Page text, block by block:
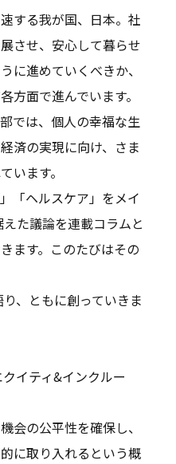
する我が国、日本。社
させ、安心して暮らせ
に進めていくべきか、
方面で進んでいます。
では、個人の幸福な生
済の実現に向け、さま
います。
」「ヘルスケア」をメイ
た議論を連載コラムと
ます。このたびはその
、ともに創っていきま
イティ&インクルー
会の公平性を確保し、
に取り入れるという概